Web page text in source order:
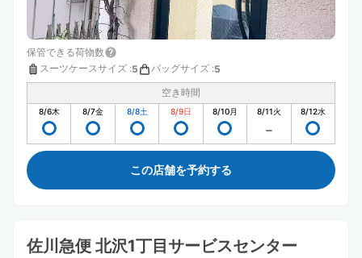
保管できる荷物数
スーツケースサイズ :5 バッグサイズ :5
空き時間
8/6木 8/7金 8/8土 8/9日 8/10月 8/11火 8/12水
この店舗を予約する
佐川急便 北沢1丁目サービスセンター